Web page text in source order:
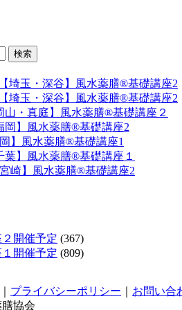
埼玉・深谷】風水薬膳®基礎講座2
埼玉・深谷】風水薬膳®基礎講座2
山・真庭】風水薬膳®基礎講座２
岡】風水薬膳®︎基礎講座2
】風水薬膳®︎基礎講座1
葉】風水薬膳®︎基礎講座１
崎】風水薬膳®︎基礎講座2
開催予定 (367)
開催予定 (809)
プライバシーポリシー
お問い合
協会